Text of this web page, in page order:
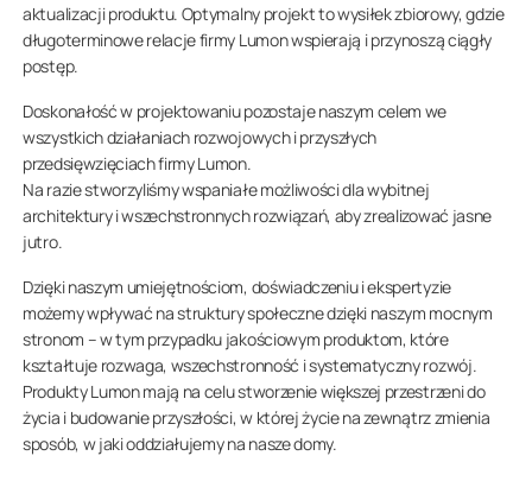
aktualizacji produktu. Optymalny projekt to wysiłek zbiorowy, gdzie
długoterminowe relacje firmy Lumon wspierają i przynoszą ciągły
postęp.
Doskonałość w projektowaniu pozostaje naszym celem we
wszystkich działaniach rozwojowych i przyszłych
przedsięwzięciach firmy Lumon.
Na razie stworzyliśmy wspaniałe możliwości dla wybitnej
architektury i wszechstronnych rozwiązań, aby zrealizować jasne
jutro.
Dzięki naszym umiejętnościom, doświadczeniu i ekspertyzie
możemy wpływać na struktury społeczne dzięki naszym mocnym
stronom – w tym przypadku jakościowym produktom, które
kształtuje rozwaga, wszechstronność i systematyczny rozwój.
Produkty Lumon mają na celu stworzenie większej przestrzeni do
życia i budowanie przyszłości, w której życie na zewnątrz zmienia
sposób, w jaki oddziałujemy na nasze domy.